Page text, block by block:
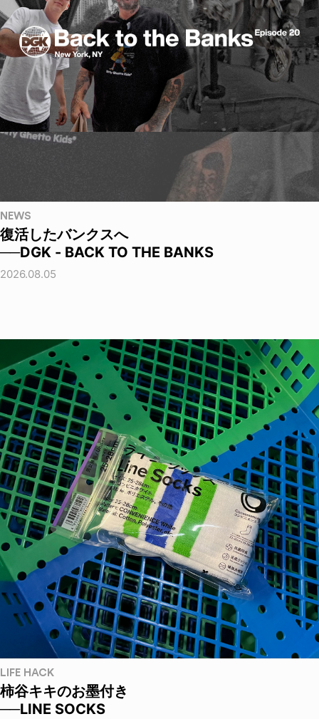
NEWS
復活したバンクスへ
──DGK - BACK TO THE BANKS
2026.08.05
LIFE HACK
柿谷キキのお墨付き
──LINE SOCKS